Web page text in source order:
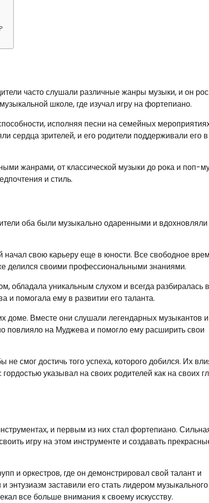
часто слушали различные жанры музыки, и он
школе, где изучал игру на фортепиано.
исполняя песни на семейных
сердца зрителей, и его родители поддерживали его
жанрами, от классической музыки до рока и поп-
и стиль.
оба были музыкально одаренными и вдохновляли
свою карьеру еще в юности. Все свободное
делился своими профессиональными знаниями.
обладала уникальным слухом и всегда разбиралась в
помогала ему в развитии его таланта.
доме. Вместе они слушали легендарных музыкантов и
повлияло на Муджева и помогло ему расширить свои
смог достичь того успеха, которого добился. Их
указывал на своих родителей как на своих
и первым из них стал фортепиано.
игру на этом инструменте и создавать
и оркестров, где он демонстрировал свой талант и
заставили его стать лидером музыкального
все больше внимания к своему искусству.